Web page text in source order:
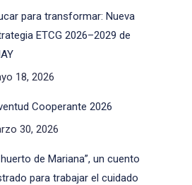
para transformar: Nueva
ETCG 2026–2029 de
18, 2026
Cooperante 2026
30, 2026
huerto de Mariana”, un cuento
para trabajar el cuidado